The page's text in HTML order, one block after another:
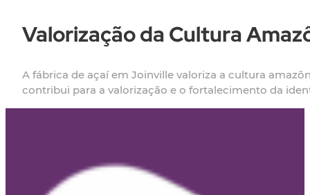
Valorização da Cultura
A fábrica de açaí em Joinville valoriza a cultura
contribui para a valorização e o fortalecimento da